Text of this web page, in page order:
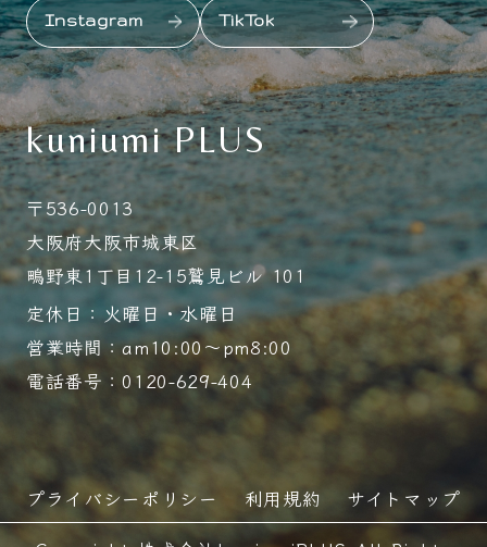
Instagram TikTok
kuniumi PLUS
〒536-0013
大阪府大阪市城東区
鴫野東1丁目12-15鷲見ビル 101
定休日：火曜日・水曜日
営業時間：am10:00～pm8:00
電話番号：0120-629-404
プライバシーポリシー 利用規約
サイトマップ